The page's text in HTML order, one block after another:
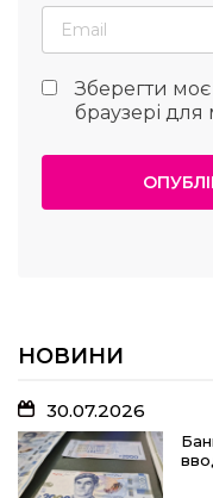
Зберегти
браузері для
НОВИНИ
30.07.2026